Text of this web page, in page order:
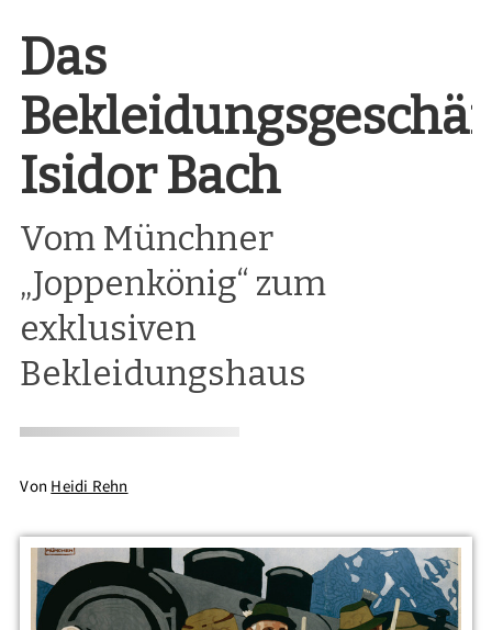
Das
Isidor Bach
Vom Münchner
„Joppenkönig“ zum
exklusiven
Bekleidungshaus
Von Heidi Rehn